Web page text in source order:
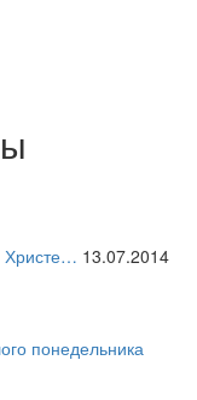
Христе… 13.07.2014
понедельника